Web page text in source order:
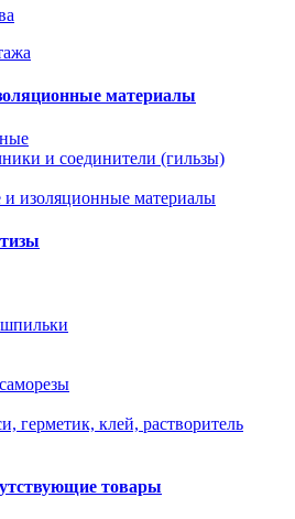
материалы
и соединители (гильзы)
изоляционные материалы
герметик, клей, растворитель
товары